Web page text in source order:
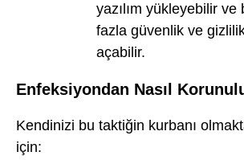
yazılım yükleyebilir ve
fazla güvenlik ve
açabilir.
Enfeksiyondan Nasıl
Kendinizi bu taktiğin kurbanı
için: